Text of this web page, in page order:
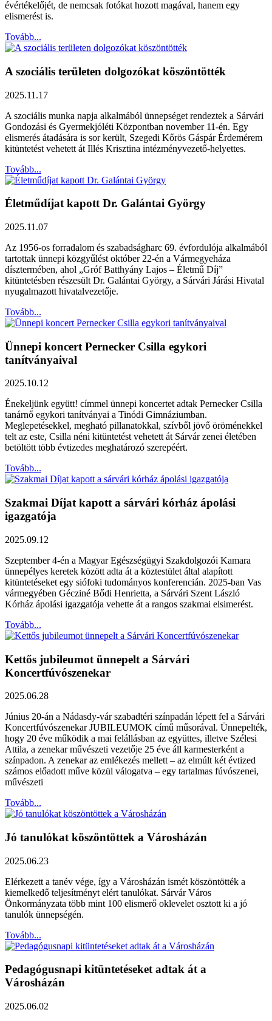
évértékelőjét, de nemcsak fotókat hozott magával, hanem egy
elismerést is.
Tovább...
A szociális területen dolgozókat köszöntötték
2025.11.17
A szociális munka napja alkalmából ünnepséget rendeztek a Sárvári
Gondozási és Gyermekjóléti Központban november 11-én. Egy
elismerés átadására is sor került, Szegedi Kőrös Gáspár Érdemérem
kitüntetést vehetett át Illés Krisztina intézményvezető-helyettes.
Tovább...
Életműdíjat kapott Dr. Galántai György
2025.11.07
Az 1956-os forradalom és szabadságharc 69. évfordulója alkalmából
tartottak ünnepi közgyűlést október 22-én a Vármegyeháza
dísztermében, ahol „Gróf Batthyány Lajos – Életmű Díj”
kitüntetésben részesült Dr. Galántai György, a Sárvári Járási Hivatal
nyugalmazott hivatalvezetője.
Tovább...
Ünnepi koncert Pernecker Csilla egykori
tanítványaival
2025.10.12
Énekeljünk együtt! címmel ünnepi koncertet adtak Pernecker Csilla
tanárnő egykori tanítványai a Tinódi Gimnáziumban.
Meglepetésekkel, megható pillanatokkal, szívből jövő öröménekkel
telt az este, Csilla néni kitüntetést vehetett át Sárvár zenei életében
betöltött több évtizedes meghatározó szerepéért.
Tovább...
Szakmai Díjat kapott a sárvári kórház ápolási
igazgatója
2025.09.12
Szeptember 4-én a Magyar Egészségügyi Szakdolgozói Kamara
ünnepélyes keretek között adta át a köztestület által alapított
kitüntetéseket egy siófoki tudományos konferencián. 2025-ban Vas
vármegyében Gécziné Bődi Henrietta, a Sárvári Szent László
Kórház ápolási igazgatója vehette át a rangos szakmai elsimerést.
Tovább...
Kettős jubileumot ünnepelt a Sárvári
Koncertfúvószenekar
2025.06.28
Június 20-án a Nádasdy-vár szabadtéri színpadán lépett fel a Sárvári
Koncertfúvószenekar JUBILEUMOK című műsorával. Ünnepelték,
hogy 20 éve működik a mai felállásban az együttes, illetve Szélesi
Attila, a zenekar művészeti vezetője 25 éve áll karmesterként a
színpadon. A zenekar az emlékezés mellett – az elmúlt két évtized
számos előadott műve közül válogatva – egy tartalmas fúvószenei,
művészeti
Tovább...
Jó tanulókat köszöntöttek a Városházán
2025.06.23
Elérkezett a tanév vége, így a Városházán ismét köszöntötték a
kiemelkedő teljesítményt elért tanulókat. Sárvár Város
Önkormányzata több mint 100 elismerő oklevelet osztott ki a jó
tanulók ünnepségén.
Tovább...
Pedagógusnapi kitüntetéseket adtak át a
Városházán
2025.06.02